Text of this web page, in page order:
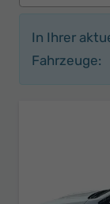
In Ihrer
Fahrzeuge: